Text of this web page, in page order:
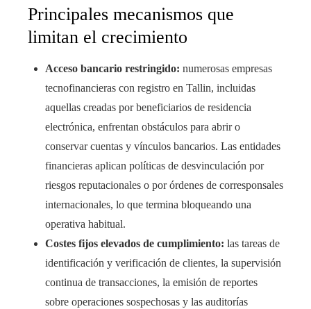
Principales mecanismos que
limitan el crecimiento
Acceso bancario restringido: numerosas empresas
tecnofinancieras con registro en Tallin, incluidas
aquellas creadas por beneficiarios de residencia
electrónica, enfrentan obstáculos para abrir o
conservar cuentas y vínculos bancarios. Las entidades
financieras aplican políticas de desvinculación por
riesgos reputacionales o por órdenes de corresponsales
internacionales, lo que termina bloqueando una
operativa habitual.
Costes fijos elevados de cumplimiento: las tareas de
identificación y verificación de clientes, la supervisión
continua de transacciones, la emisión de reportes
sobre operaciones sospechosas y las auditorías